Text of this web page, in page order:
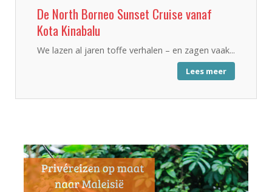
De North Borneo Sunset Cruise vanaf
Kota Kinabalu
We lazen al jaren toffe verhalen – en zagen vaak...
Lees meer